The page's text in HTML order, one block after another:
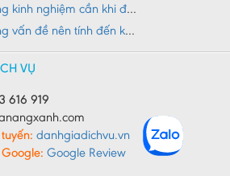
Những kinh nghiệm cần khi đi du lịch núi Đà Nẵng
Những vấn đề nên tính đến khi đi du lịch
VỤ
616 919
danhgiadichvu.vn
Google Review